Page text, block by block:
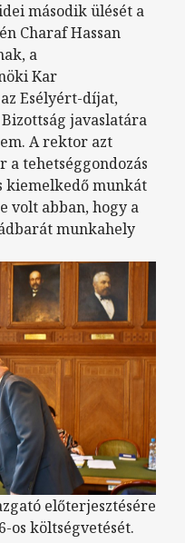
második ülését a
Charaf Hassan
a
Kar
Esélyért-díjat,
javaslatára
A rektor azt
a tehetséggondozás
kiemelkedő munkát
volt abban, hogy a
munkahely
előterjesztésére
os költségvetését.